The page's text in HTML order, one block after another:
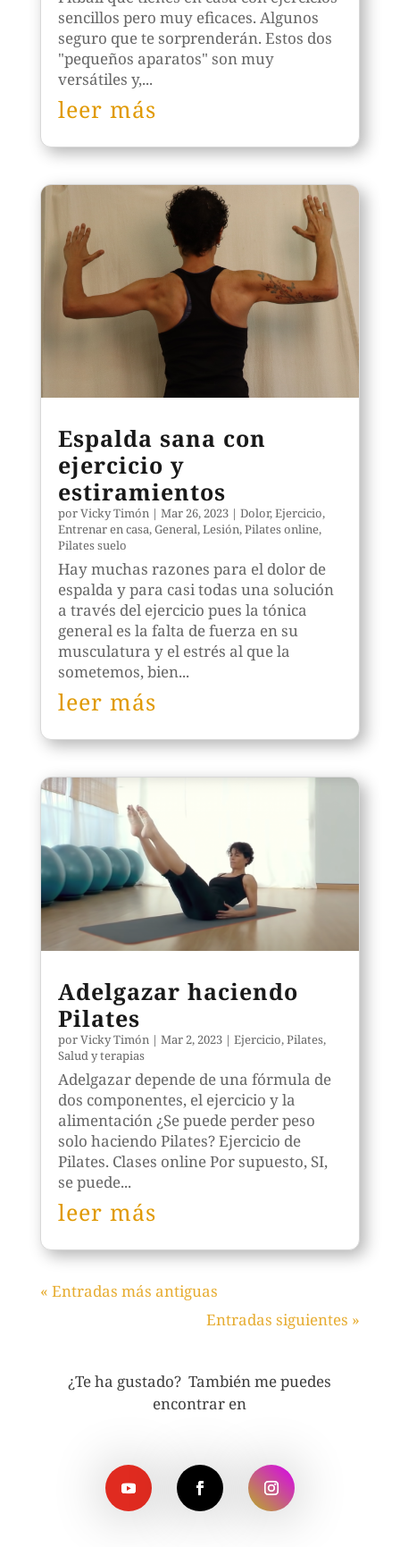
sencillos pero muy eficaces. Algunos
seguro que te sorprenderán. Estos dos
"pequeños aparatos" son muy
versátiles y,...
leer más
Espalda sana con
ejercicio y
estiramientos
porVicky Timón| Mar 26, 2023| Dolor,Ejercicio,
Entrenar en casa,General,Lesión,Pilates online,
Pilates suelo
Hay muchas razones para el dolor de
espalda y para casi todas una solución
a través del ejercicio pues la tónica
general es la falta de fuerza en su
musculatura y el estrés al que la
sometemos, bien...
leer más
Adelgazar haciendo
Pilates
porVicky Timón| Mar 2, 2023| Ejercicio,Pilates,
Salud y terapias
Adelgazar depende de una fórmula de
dos componentes, el ejercicio y la
alimentación ¿Se puede perder peso
solo haciendo Pilates? Ejercicio de
Pilates. Clases online Por supuesto, SI,
se puede...
leer más
« Entradas más antiguas
Entradas siguientes »
¿Te ha gustado? También me puedes
encontrar en